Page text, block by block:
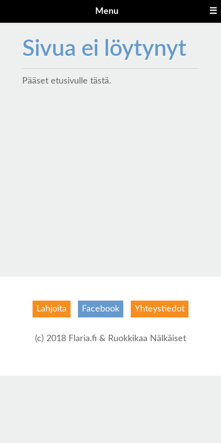
Menu ☰
Sivua ei löytynyt
Pääset etusivulle tästä.
Lahjoita Facebook Yhteystiedot
(c) 2018 Flaria.fi & Ruokkikaa Nälkäiset